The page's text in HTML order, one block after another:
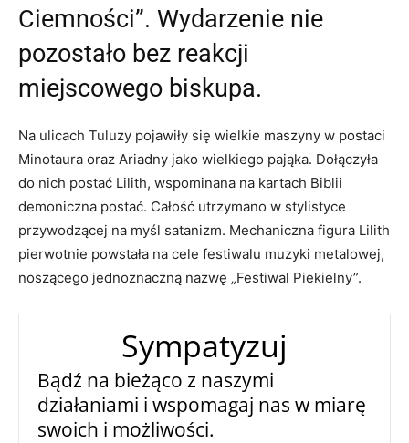
Ciemności”. Wydarzenie nie
pozostało bez reakcji
miejscowego biskupa.
Na ulicach Tuluzy pojawiły się wielkie maszyny w postaci
Minotaura oraz Ariadny jako wielkiego pająka. Dołączyła
do nich postać Lilith, wspominana na kartach Biblii
demoniczna postać. Całość utrzymano w stylistyce
przywodzącej na myśl satanizm. Mechaniczna figura Lilith
pierwotnie powstała na cele festiwalu muzyki metalowej,
noszącego jednoznaczną nazwę „Festiwal Piekielny”.
Sympatyzuj
Bądź na bieżąco z naszymi
działaniami i wspomagaj nas w miarę
swoich i możliwości.